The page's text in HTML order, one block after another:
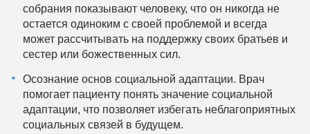
собрания показывают человеку, что он никогда не
остается одиноким с своей проблемой и всегда
может рассчитывать на поддержку своих братьев и
сестер или божественных сил.
Осознание основ социальной адаптации. Врач
помогает пациенту понять значение социальной
адаптации, что позволяет избегать неблагоприятных
социальных связей в будущем.